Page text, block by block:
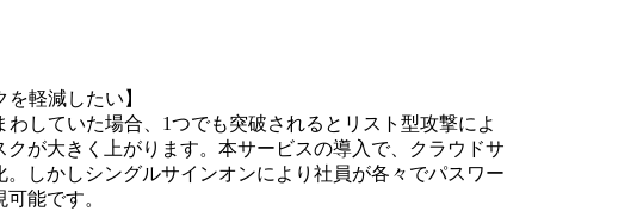
軽減したい】
していた場合、1つでも突破されるとリスト型攻撃によ
が大きく上がります。本サービスの導入で、クラウドサ
しかしシングルサインオンにより社員が各々でパスワー
能です。